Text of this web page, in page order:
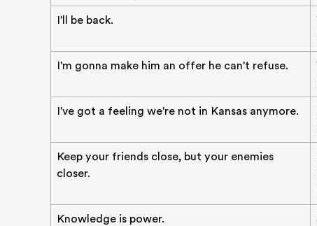
I'll be back.
I'm gonna make him an offer he can't refuse.
I've got a feeling we're not in Kansas anymore.
Keep your friends close, but your enemies
closer.
Knowledge is power.